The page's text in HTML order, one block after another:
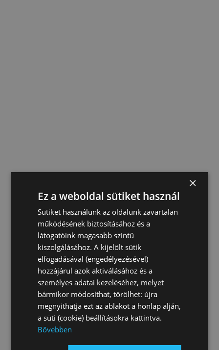
×
Ez a weboldal sütiket használ
Sütiket használunk az oldalunk zavartalan
működésének biztosításához és a
látogatóink magasabb szintű
kiszolgálásához. A kijelölt sütik
elfogadásával (engedélyezésével)
hozzájárul azok aktiválásához és a
személyes adatai kezeléséhez, melyet
bármikor módosíthat, törölhet: újra
megnyithatja ezt az ablakot a honlap alján,
a süti (cookie) beállításokra kattintva.
Bővebben